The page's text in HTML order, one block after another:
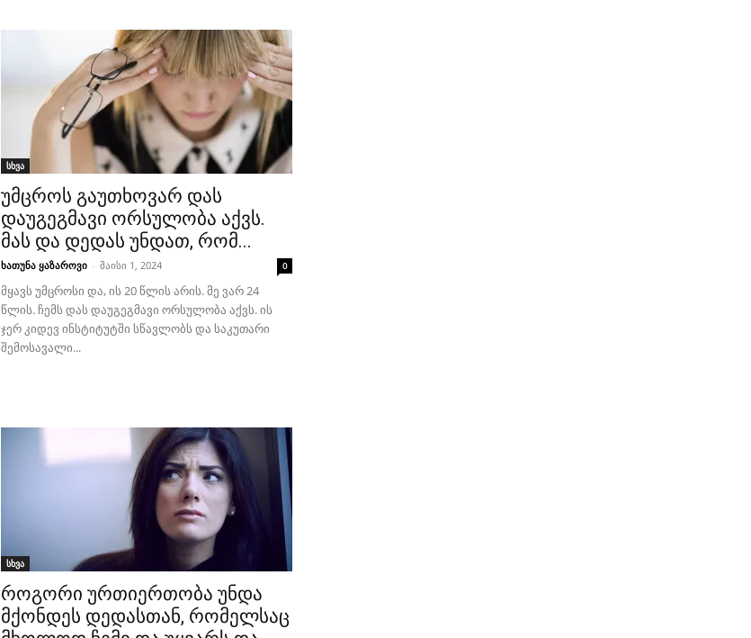
სხვა
უმცროს გაუთხოვარ დას
დაუგეგმავი ორსულობა აქვს.
მას და დედას უნდათ, რომ...
ხათუნა ყაზაროვი - მაისი 1, 2024 0
მყავს უმცროსი და, ის 20 წლის არის. მე ვარ 24
წლის. ჩემს დას დაუგეგმავი ორსულობა აქვს. ის
ჯერ კიდევ ინსტიტუტში სწავლობს და საკუთარი
შემოსავალი...
სხვა
როგორი ურთიერთობა უნდა
მქონდეს დედასთან, რომელსაც